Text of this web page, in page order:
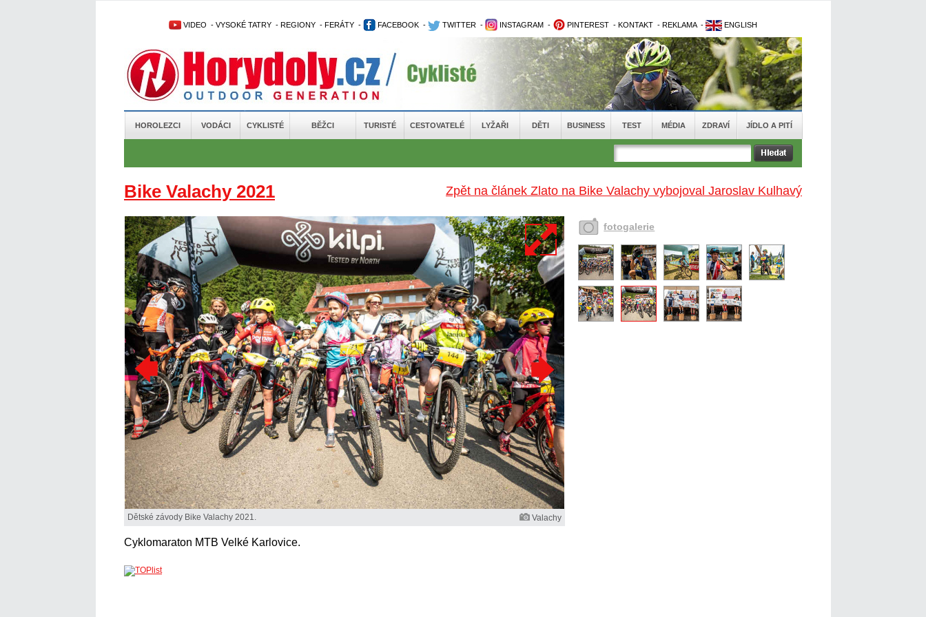
VIDEO - VYSOKÉ TATRY - REGIONY - FERÁTY - FACEBOOK - TWITTER - INSTAGRAM - PINTEREST - KONTAKT - REKLAMA - ENGLISH
HOROLEZCI VODÁCI CYKLISTÉ BĚŽCI TURISTÉ CESTOVATELÉ LYŽAŘI DĚTI BUSINESS TEST MÉDIA ZDRAVÍ JÍDLO A PITÍ
Zpět na článek Zlato na Bike Valachy vybojoval Jaroslav Kulhavý
Bike Valachy 2021
Dětské závody Bike Valachy 2021. Valachy
Cyklomaraton MTB Velké Karlovice.
fotogalerie